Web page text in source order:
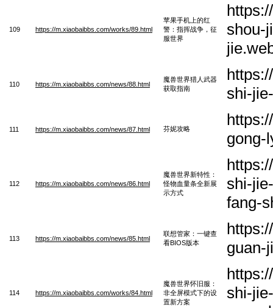
109 https://m.xiaobaibbs.com/works/89.html
苹果手机上的红
警：指挥战争，征
服世界
shou-
110 https://m.xiaobaibbs.com/news/88.html
魔兽世界猎人武器
获取指南
shi-
111 https://m.xiaobaibbs.com/news/87.html 芬妮攻略
gong-
112 https://m.xiaobaibbs.com/news/86.html
魔兽世界新特性：
怪物血量条全新展
示方式
shi-
fang-
113 https://m.xiaobaibbs.com/news/85.html
联想管家：一键查
看BIOS版本
guan-
114 https://m.xiaobaibbs.com/works/84.html
魔兽世界怀旧服：
非全屏模式下的设
置新方案
shi-